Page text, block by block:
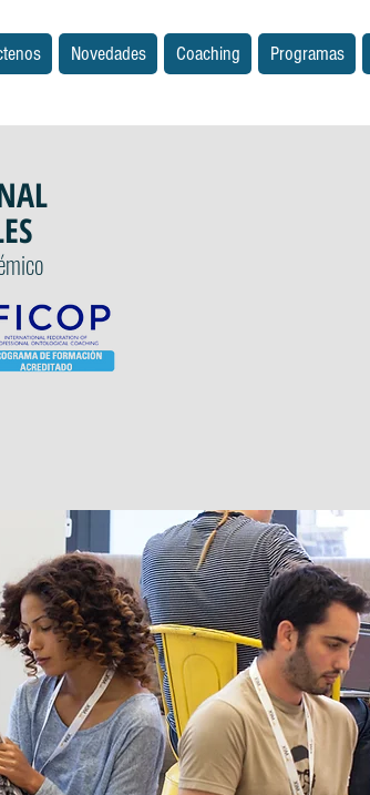
Novedades Coaching Programas